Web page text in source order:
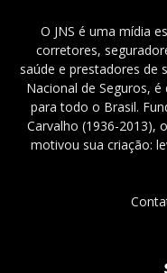
O JNS é uma mídia
corretores,
saúde e prestadores de
Nacional de Seguros,
para todo o Brasil.
Carvalho (1936-2013),
motivou sua criação: